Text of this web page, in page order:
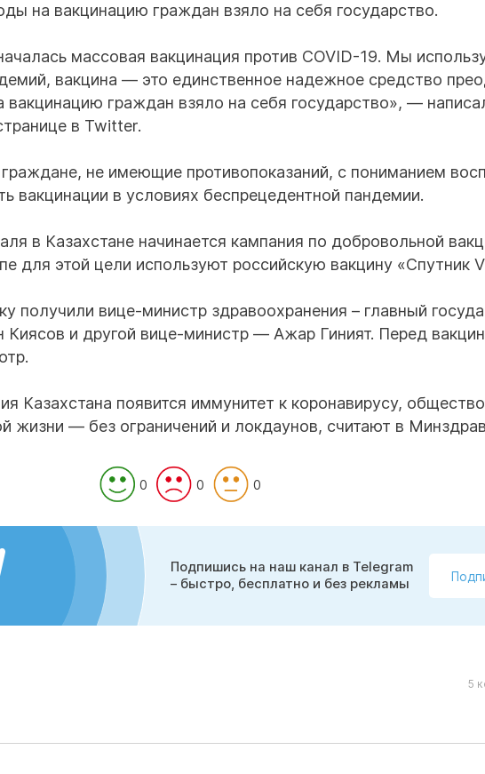
на вакцинацию граждан взяло на себя государство.
массовая вакцинация против COVID-19. Мы
вакцина — это единственное надежное средство
вакцинацию граждан взяло на себя государство», —
в Twitter.
не имеющие противопоказаний, с пониманием
вакцинации в условиях беспрецедентной пандемии.
в Казахстане начинается кампания по добровольной
для этой цели используют российскую вакцину «Спутник
получили вице-министр здравоохранения – главный
Киясов и другой вице-министр — Ажар Гиният. Перед
Казахстана появится иммунитет к коронавирусу,
жизни — без ограничений и локдаунов, считают в
0 0 0
Подпишись на наш канал в Telegram
– быстро, бесплатно и без рекламы
5